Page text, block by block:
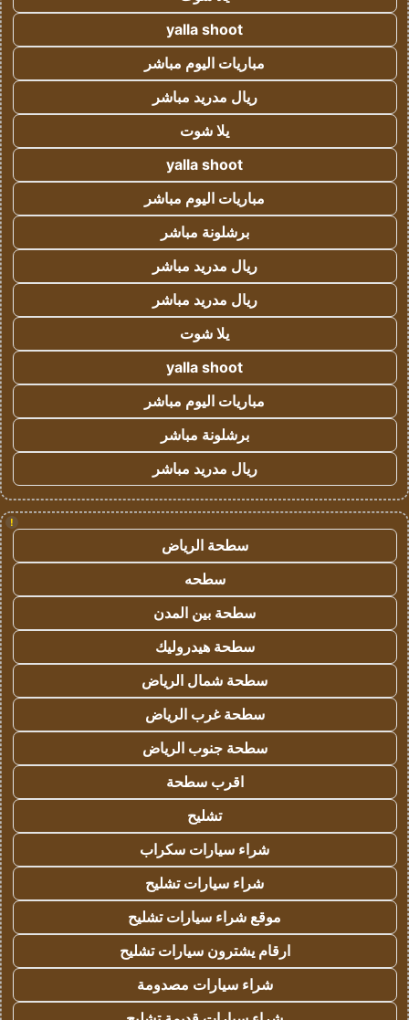
yalla shoot
مباريات اليوم مباشر
ريال مدريد مباشر
يلا شوت
yalla shoot
مباريات اليوم مباشر
برشلونة مباشر
ريال مدريد مباشر
ريال مدريد مباشر
يلا شوت
yalla shoot
مباريات اليوم مباشر
برشلونة مباشر
ريال مدريد مباشر
!
سطحة الرياض
سطحه
سطحة بين المدن
سطحة هيدروليك
سطحة شمال الرياض
سطحة غرب الرياض
سطحة جنوب الرياض
اقرب سطحة
تشليح
شراء سيارات سكراب
شراء سيارات تشليح
موقع شراء سيارات تشليح
ارقام يشترون سيارات تشليح
شراء سيارات مصدومة